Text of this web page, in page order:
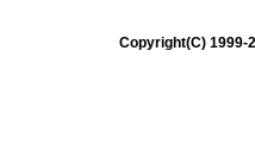
Copyright(C) 1999-